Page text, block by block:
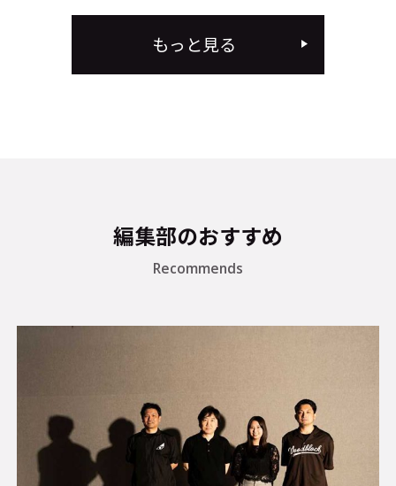
もっと見る
編集部のおすすめ
Recommends